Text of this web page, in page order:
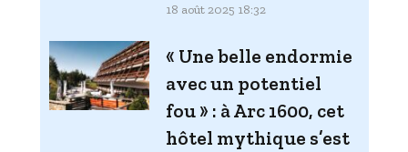
18 août 2025 18:32
« Une belle endormie
avec un potentiel
fou » : à Arc 1600, cet
hôtel mythique s’est